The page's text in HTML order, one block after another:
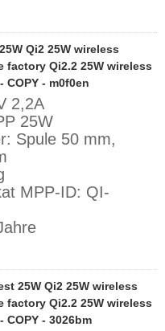
Qi2 25W wireless
factory Qi2.2 25W wireless
COPY - m0f0en
2,2A
25W
Spule 50 mm,
MPP-ID: QI-
25W Qi2 25W wireless
factory Qi2.2 25W wireless
COPY - 3026bm